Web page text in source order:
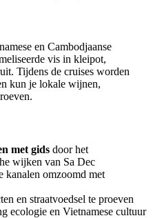
en Cambodjaanse
vis in kleipot,
Tijdens de cruises worden
kun je lokale wijnen,
met gids door het
wijken van Sa Dec
kanalen omzoomd met
en straatvoedsel te proeven
ecologie en Vietnamese cultuur